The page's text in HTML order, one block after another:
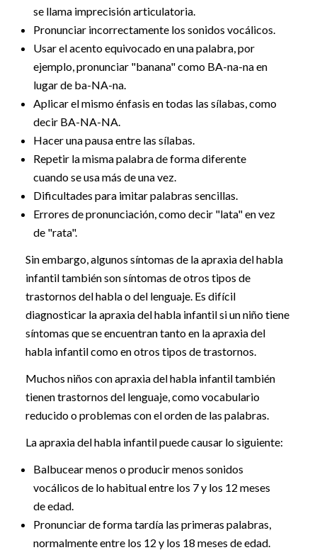
se llama imprecisión articulatoria.
Pronunciar incorrectamente los sonidos vocálicos.
Usar el acento equivocado en una palabra, por
ejemplo, pronunciar "banana" como BA-na-na en
lugar de ba-NA-na.
Aplicar el mismo énfasis en todas las sílabas, como
decir BA-NA-NA.
Hacer una pausa entre las sílabas.
Repetir la misma palabra de forma diferente
cuando se usa más de una vez.
Dificultades para imitar palabras sencillas.
Errores de pronunciación, como decir "lata" en vez
de "rata".
Sin embargo, algunos síntomas de la apraxia del habla
infantil también son síntomas de otros tipos de
trastornos del habla o del lenguaje. Es difícil
diagnosticar la apraxia del habla infantil si un niño tiene
síntomas que se encuentran tanto en la apraxia del
habla infantil como en otros tipos de trastornos.
Muchos niños con apraxia del habla infantil también
tienen trastornos del lenguaje, como vocabulario
reducido o problemas con el orden de las palabras.
La apraxia del habla infantil puede causar lo siguiente:
Balbucear menos o producir menos sonidos
vocálicos de lo habitual entre los 7 y los 12 meses
de edad.
Pronunciar de forma tardía las primeras palabras,
normalmente entre los 12 y los 18 meses de edad.